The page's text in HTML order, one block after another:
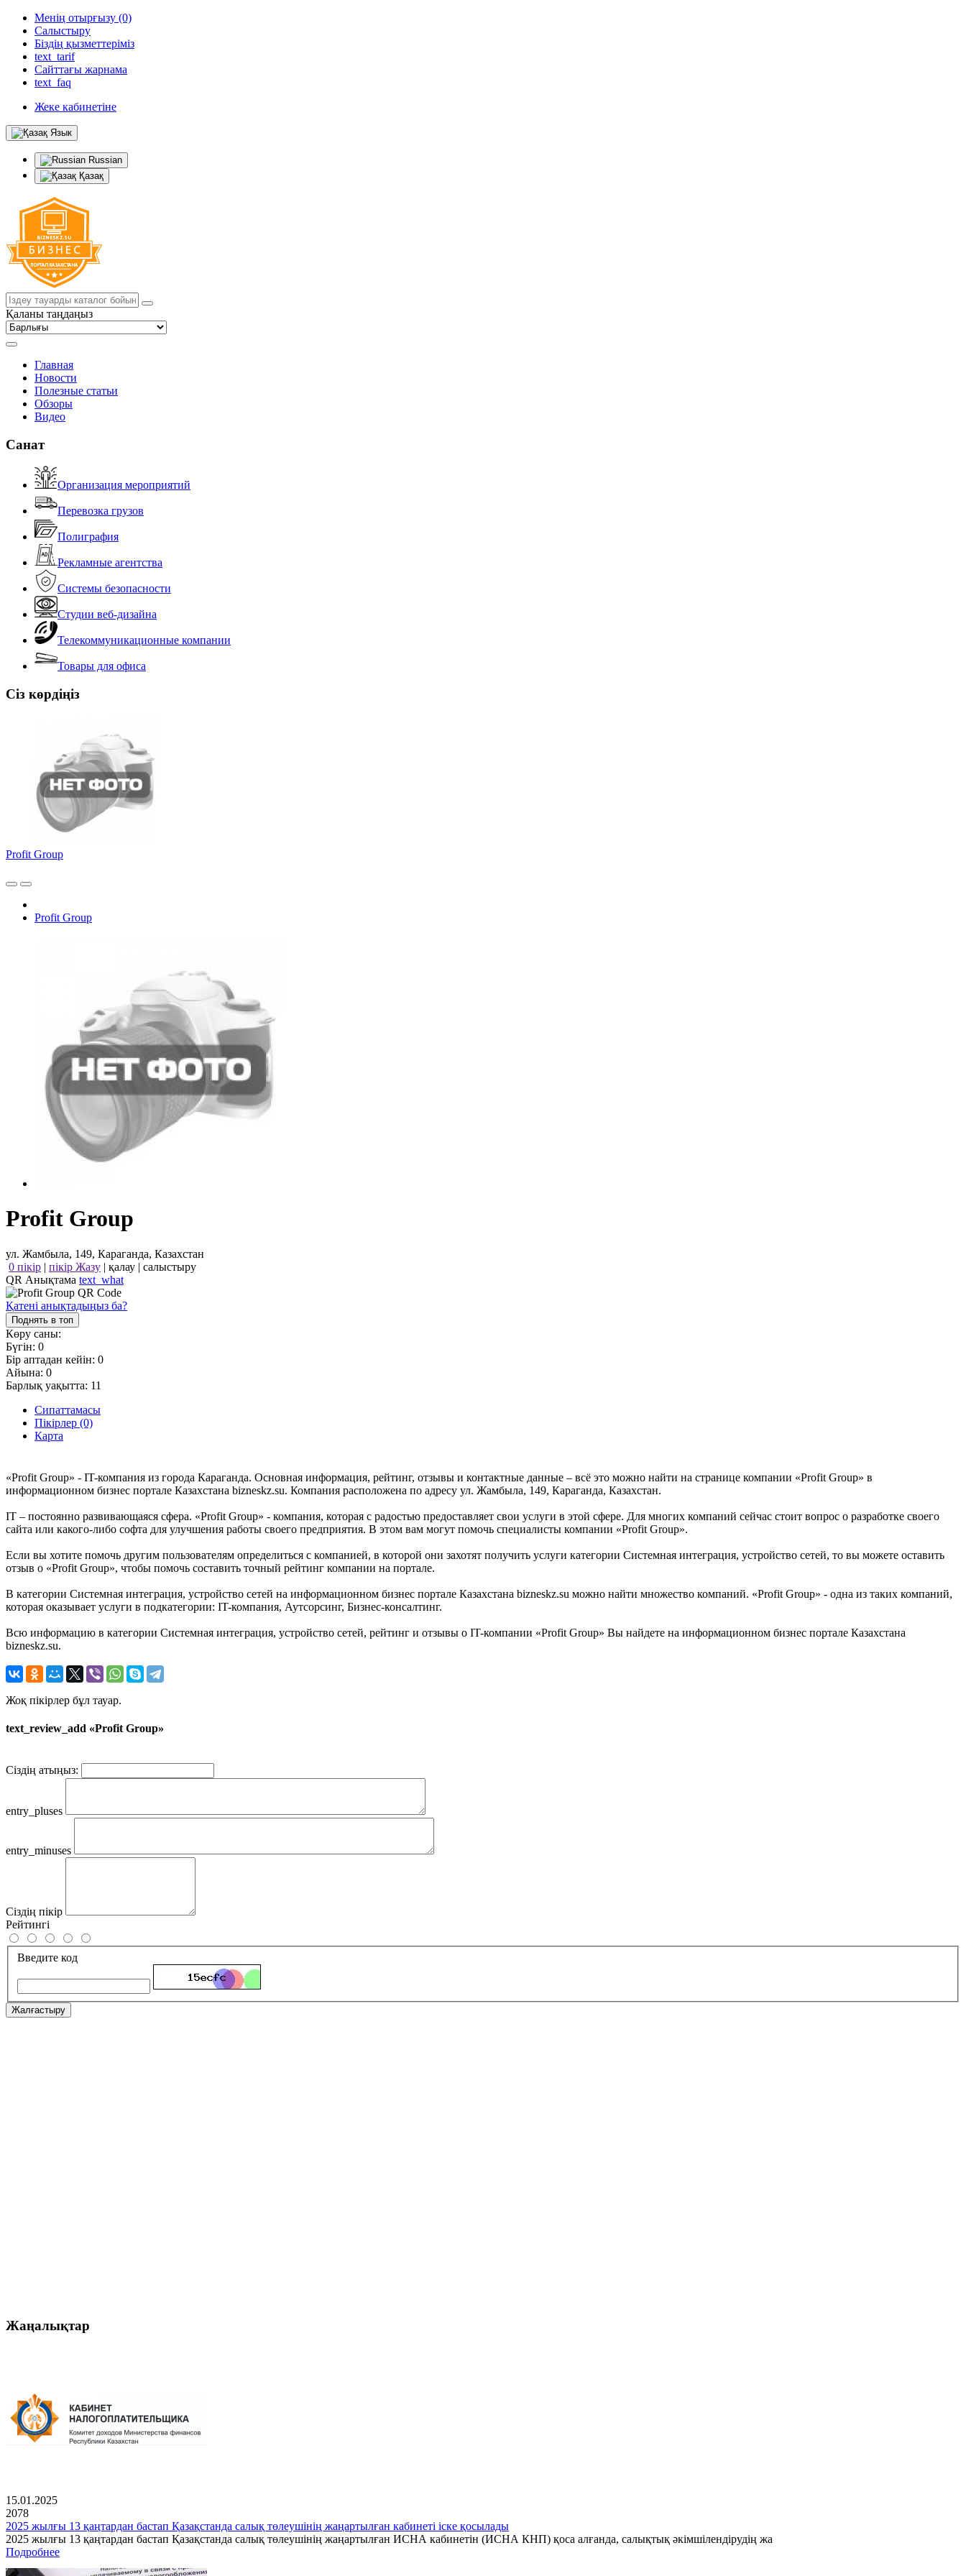
Менің отырғызу (0)
Салыстыру
Біздің қызметтеріміз
text_tarif
Сайттағы жарнама
text_faq
Жеке кабинетіне
Язык
Russian
Қазақ
Қаланы таңдаңыз
Главная
Новости
Полезные статьи
Обзоры
Видео
Санат
Организация мероприятий
Перевозка грузов
Полиграфия
Рекламные агентства
Системы безопасности
Студии веб-дизайна
Телекоммуникационные компании
Товары для офиса
Сіз көрдіңіз
Profit Group
Profit Group
Profit Group
ул. Жамбыла, 149, Караганда, Казахстан
0 пікір | пікір Жазу | қалау | салыстыру
QR Анықтама text_what
Қатені анықтадыңыз ба?
Поднять в топ
Көру саны:
Бүгін: 0
Бір аптадан кейін: 0
Айына: 0
Барлық уақытта: 11
Сипаттамасы
Пікірлер (0)
Карта
«Profit Group» - IT-компания из города Караганда. Основная информация, рейтинг, отзывы и контактные данные – всё это можно найти на странице компании «Profit Group» в
информационном бизнес портале Казахстана bizneskz.su. Компания расположена по адресу ул. Жамбыла, 149, Караганда, Казахстан.
IT – постоянно развивающаяся сфера. «Profit Group» - компания, которая с радостью предоставляет свои услуги в этой сфере. Для многих компаний сейчас стоит вопрос о разработке своего
сайта или какого-либо софта для улучшения работы своего предприятия. В этом вам могут помочь специалисты компании «Profit Group».
Если вы хотите помочь другим пользователям определиться с компанией, в которой они захотят получить услуги категории Системная интеграция, устройство сетей, то вы можете оставить
отзыв о «Profit Group», чтобы помочь составить точный рейтинг компании на портале.
В категории Системная интеграция, устройство сетей на информационном бизнес портале Казахстана bizneskz.su можно найти множество компаний. «Profit Group» - одна из таких компаний,
которая оказывает услуги в подкатегории: IT-компания, Аутсорсинг, Бизнес-консалтинг.
Всю информацию в категории Системная интеграция, устройство сетей, рейтинг и отзывы о IT-компании «Profit Group» Вы найдете на информационном бизнес портале Казахстана
bizneskz.su.
Жоқ пікірлер бұл тауар.
text_review_add «Profit Group»
Сіздің атыңыз:
entry_pluses
entry_minuses
Сіздің пікір
Рейтингі
Введите код
Жалғастыру
Жаңалықтар
15.01.2025
2078
2025 жылғы 13 қаңтардан бастап Қазақстанда салық төлеушінің жаңартылған кабинеті іске қосылады
2025 жылғы 13 қаңтардан бастап Қазақстанда салық төлеушінің жаңартылған ИСНА кабинетін (ИСНА КНП) қоса алғанда, салықтық әкімшілендірудің жа
Подробнее